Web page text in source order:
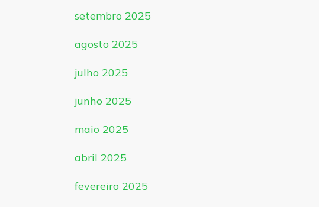
setembro 2025
agosto 2025
julho 2025
junho 2025
maio 2025
abril 2025
fevereiro 2025